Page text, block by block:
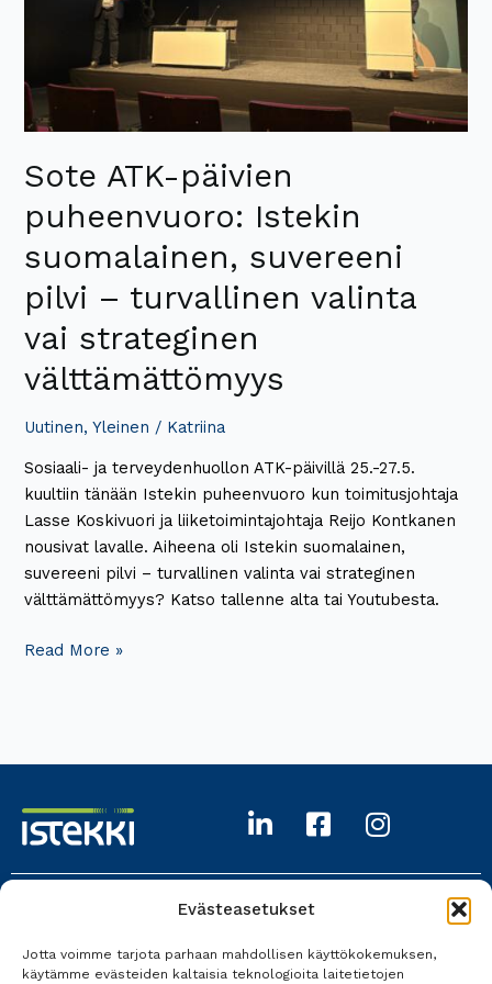
Evästeasetukset
Jotta voimme tarjota parhaan mahdollisen käyttökokemuksen,
käytämme evästeiden kaltaisia teknologioita laitetietojen
Sote ATK-päivien
puheenvuoro: Istekin
suomalainen, suvereeni
pilvi – turvallinen valinta
vai strateginen
välttämättömyys
Uutinen,Yleinen / Katriina
Sosiaali- ja terveydenhuollon ATK-päivillä 25.-27.5.
kuultiin tänään Istekin puheenvuoro kun toimitusjohtaja
Lasse Koskivuori ja liiketoimintajohtaja Reijo Kontkanen
nousivat lavalle. Aiheena oli Istekin suomalainen,
suvereeni pilvi – turvallinen valinta vai strateginen
välttämättömyys? Katso tallenne alta tai Youtubesta.
vai
strateginen
Read More »
017 618 0700